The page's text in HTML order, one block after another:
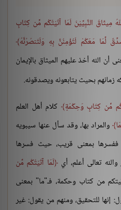
مِيثَاقَ النَّبِيِّيْنَ لَمَا آتَيْتُكُم مِّن كِتَابٍ
مَعَكُمْ لَتُؤْمِنُنَّ بِهِ وَلَتَنصُرُنَّهُ
أن الله أخذ عليهم الميثاق بالإيمان
زمانهم بحيث يتابعونه ويصدقونه.
مِّن كِتَابٍ وَحِكْمَةٍ كلام أهل العلم
والمراد بها، وقد سأل عنها سيبويه
ففسرها بمعنى قريب، حيث فسرها
تعالى أعلم، أي لَمَا آتَيْتُكُم مِّن
من كتاب وحكمة، فـ"ما" بمعنى
إنها للتحقيق، ومنهم من يقول: غير